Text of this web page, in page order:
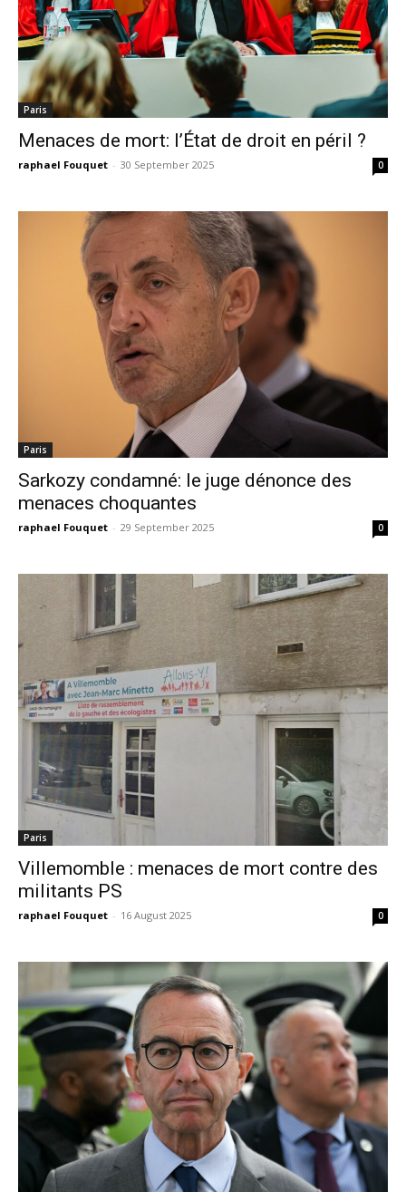
Paris
Menaces de mort: l’État de droit en péril ?
raphael Fouquet - 30 September 2025 0
Paris
Sarkozy condamné: le juge dénonce des
menaces choquantes
raphael Fouquet - 29 September 2025 0
Paris
Villemomble : menaces de mort contre des
militants PS
raphael Fouquet - 16 August 2025 0